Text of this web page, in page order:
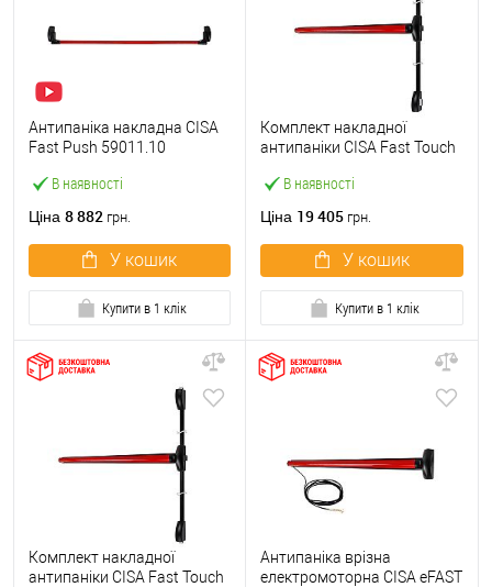
В наявності
Антипаніка накладна CISA
Fast Push 59011.10
штангою 1500 мм червона
Ціна 8 882 грн.
У кошик
Купити в 1 клік
В наявності
Комплект накладної
антипаніки CISA Fast Touch
точковий вбік червона
Ціна 19 405 грн.
У кошик
Купити в 1 клік
Комплект накладної
антипаніки CISA Fast Touch
Антипаніка врізна
електромоторна CISA eFAST